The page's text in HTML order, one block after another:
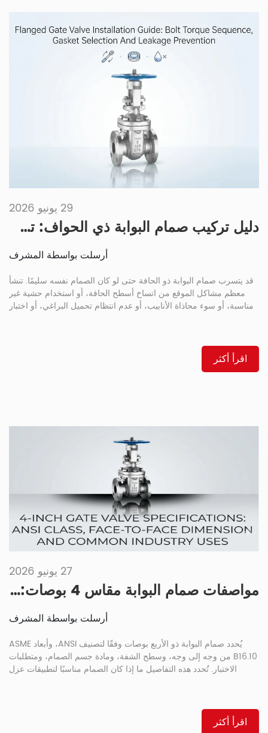
29 يونيو 2026
دليل تركيب صمام البوابة ذي الحواف: تسلسل عزم ربط البراغي، واختيار الحشية، ومنع التسرب
أرسلت بواسطة المشرف
قد يتسرب صمام البوابة ذو الحافة حتى لو كان الصمام نفسه سليمًا. تنشأ
معظم مشاكل الموقع من اتساخ أسطح الحافة، أو استخدام حشية غير
مناسبة، أو سوء محاذاة الأنابيب، أو عدم انتظام تحميل البراغي، أو اختبار
اقرأ أكثر
27 يونيو 2026
مواصفات صمام البوابة مقاس 4 بوصات: فئة ANSI، البعد بين وجهي الصمام، والاستخدامات الصناعية الشائعة
أرسلت بواسطة المشرف
يُحدد صمام البوابة ذو الأربع بوصات وفقًا لتصنيف ANSI، وأبعاد ASME
B16.10 من وجه إلى وجه، وسطح الشفة، ومادة جسم الصمام، ومتطلبات
الاختبار. تُحدد هذه التفاصيل ما إذا كان الصمام مناسبًا لتطبيقات عزل
اقرأ أكثر